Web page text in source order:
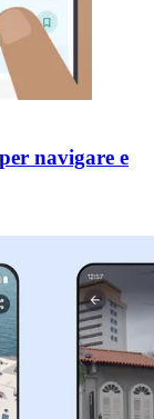
navigare e